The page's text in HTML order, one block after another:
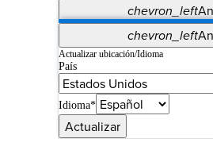
chevron_left
Vet Systems OrthoPedia
Supplier Portal
Synergy
chevron_left
Actualizar ubicación/Idioma
País
Idioma*
Actualizar